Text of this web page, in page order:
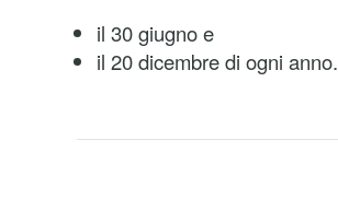
il 30 giugno e
il 20 dicembre di ogni anno.